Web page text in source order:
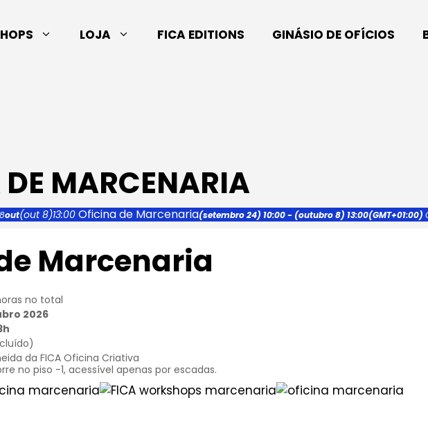
LOJA FICA EDITIONS GINÁSIO DE OFÍCIOS
MARCENARIA
out(out 8)13:00 Oficina de Marcenaria(setembro 24) 10:00 - (outubro 8) 13:00(GMT+01:00)
Marcenaria
no total
2026
da FICA Oficina Criativa
no piso -1, acessível apenas por escadas.